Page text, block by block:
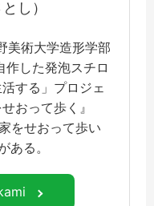
し）
美術大学造形学部
した発泡スチロ
する」プロジェ
おって歩く』
をせおって歩い
ある。